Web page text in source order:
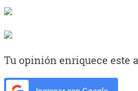
Tu opinión enriquece este